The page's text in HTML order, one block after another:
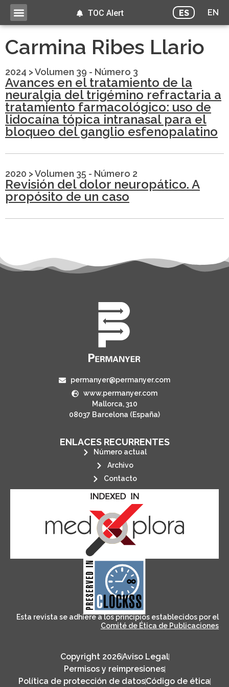
ES EN
TOC Alert
Carmina Ribes Llario
2024 >Volumen 39 - Número 3
Avances en el tratamiento de la
neuralgia del trigémino refractaria a
tratamiento farmacológico: uso de
lidocaína tópica intranasal para el
bloqueo del ganglio esfenopalatino
2020 >Volumen 35 - Número 2
Revisión del dolor neuropático. A
propósito de un caso
permanyer@permanyer.com
www.permanyer.com
Mallorca, 310
08037 Barcelona (España)
ENLACES RECURRENTES
Número actual
Archivo
Contacto
CLOCKSS is a dak archive that
ensures the long-term survival
of web-based scholary
publications, governed by and for
its stakeholders.
Esta revista se adhiere a los principios establecidos por el
Comité de Ética de Publicaciones
Copyright 2026Aviso Legal
Permisos y reimpresiones
Política de protección de datosCódigo de ética